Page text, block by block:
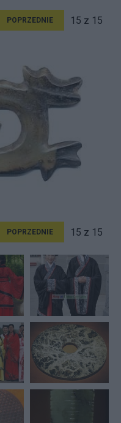
POPRZEDNIE 15 z 15
POPRZEDNIE 15 z 15